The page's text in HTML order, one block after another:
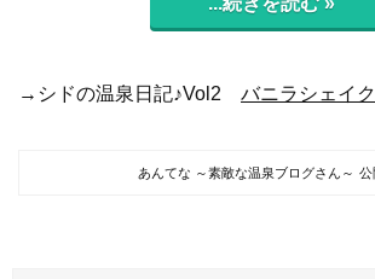
→シドの温泉日記♪Vol2 バニラシェイ
あんてな ～素敵な温泉ブログさん～ 公